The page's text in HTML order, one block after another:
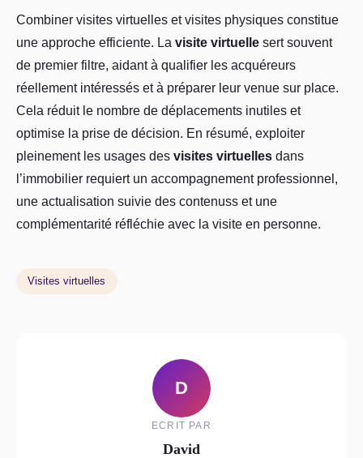
Combiner visites virtuelles et visites physiques constitue
une approche efficiente. La visite virtuelle sert souvent
de premier filtre, aidant à qualifier les acquéreurs
réellement intéressés et à préparer leur venue sur place.
Cela réduit le nombre de déplacements inutiles et
optimise la prise de décision. En résumé, exploiter
pleinement les usages des visites virtuelles dans
l’immobilier requiert un accompagnement professionnel,
une actualisation suivie des contenuss et une
complémentarité réfléchie avec la visite en personne.
Visites virtuelles
D
ECRIT PAR
David